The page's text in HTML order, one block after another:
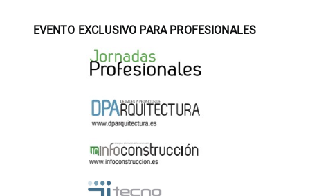
EVENTO EXCLUSIVO PARA PROFESIONALES